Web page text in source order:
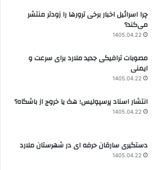
چرا اسرائیل اخبار برخی ترورها را زودتر منتشر
می‌کند؟
1405.04.22
مصوبات ترافیکی جدید ملارد برای سرعت و
ایمنی
1405.04.22
انتشار اسناد پرسپولیس؛ هک یا خروج از باشگاه؟
1405.04.22
دستگیری سارقان حرفه ای در شهرستان ملارد
1405.04.22